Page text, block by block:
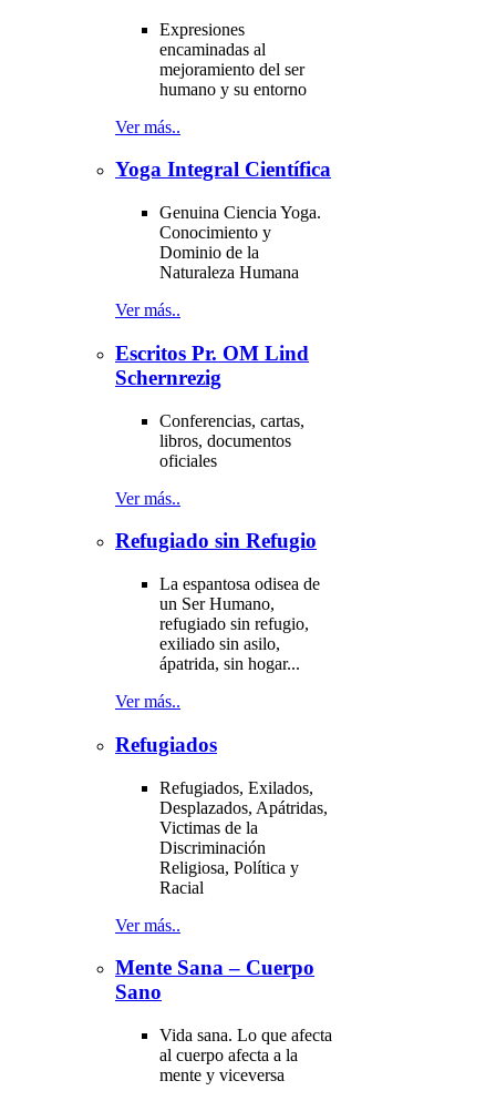
Expresiones
encaminadas al
mejoramiento del ser
humano y su entorno
Ver más..
Yoga Integral Científica
Genuina Ciencia Yoga.
Conocimiento y
Dominio de la
Naturaleza Humana
Ver más..
Escritos Pr. OM Lind
Schernrezig
Conferencias, cartas,
libros, documentos
oficiales
Ver más..
Refugiado sin Refugio
La espantosa odisea de
un Ser Humano,
refugiado sin refugio,
exiliado sin asilo,
ápatrida, sin hogar...
Ver más..
Refugiados
Refugiados, Exilados,
Desplazados, Apátridas,
Victimas de la
Discriminación
Religiosa, Política y
Racial
Ver más..
Mente Sana – Cuerpo
Sano
Vida sana. Lo que afecta
al cuerpo afecta a la
mente y viceversa